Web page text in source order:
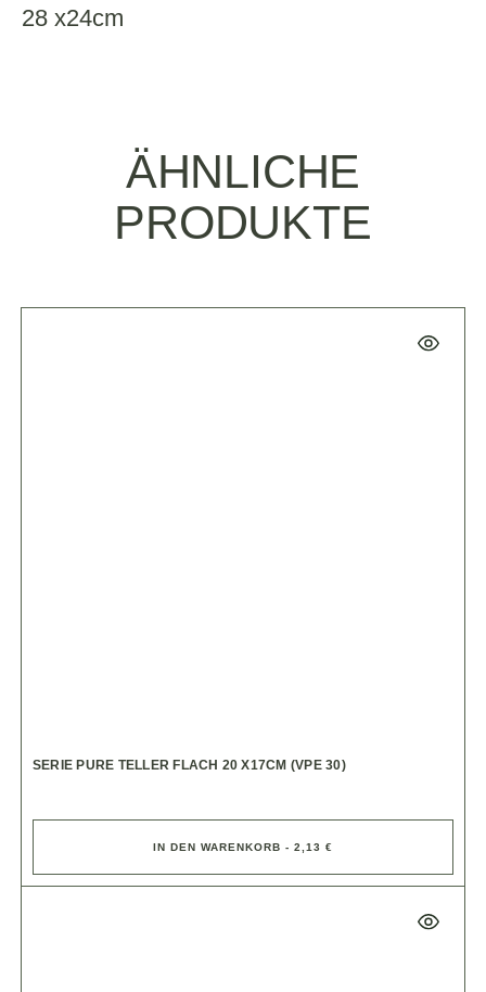
28 x24cm
ÄHNLICHE
PRODUKTE
SERIE PURE TELLER FLACH 20 X17CM (VPE 30)
IN DEN WARENKORB - 2,13 €